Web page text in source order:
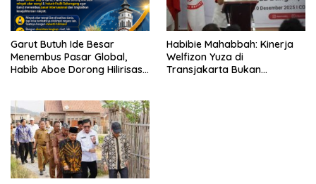
Garut Butuh Ide Besar
Menembus Pasar Global,
Habib Aboe Dorong Hilirisasi
Habibie Mahabbah: Kinerja
Welfizon Yuza di
Transjakarta Bukan